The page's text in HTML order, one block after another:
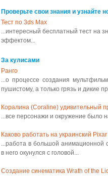
Проверьте свои знания и узнайте
Тест по 3ds Max
...интересный бесплатный тест на
эффектом...
За кулисами
Ранго
...о процессе создания
пушистому, а только грязь и дикие
Коралина (Coraline) удивительный
...все персонажи и окружение было
Каково работать на украинский Pixar
...работа в большой анимационной
в него окунулся с головой...
Создание синематика Wrath of the